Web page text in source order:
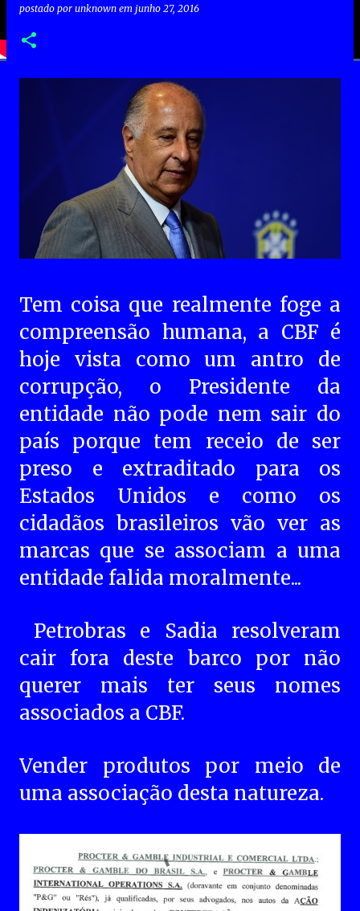
postado por unknown em junho 27, 2016
Tem coisa que realmente foge a
compreensão humana, a CBF é
hoje vista como um antro de
corrupção, o Presidente da
entidade não pode nem sair do
país porque tem receio de ser
preso e extraditado para os
Estados Unidos e como os
cidadãos brasileiros vão ver as
marcas que se associam a uma
entidade falida moralmente...
Petrobras e Sadia resolveram
cair fora deste barco por não
querer mais ter seus nomes
associados a CBF.
Vender produtos por meio de
uma associação desta natureza.